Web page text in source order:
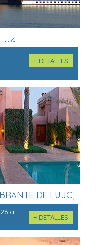
+ DETALLES
DE LUJO,
a
+ DETALLES